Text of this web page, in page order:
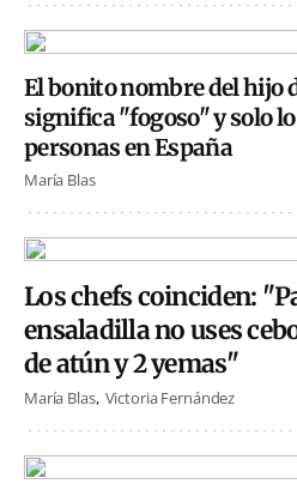
El bonito nombre del hijo
significa "fogoso" y solo
personas en España
María Blas
Los chefs coinciden:
ensaladilla no uses
de atún y 2 yemas"
María Blas Victoria Fernández